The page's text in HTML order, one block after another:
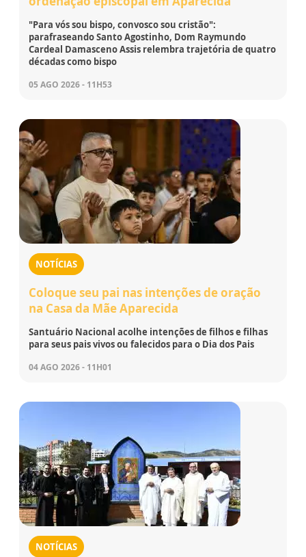
"Para vós sou bispo, convosco sou cristão":
parafraseando Santo Agostinho, Dom Raymundo
Cardeal Damasceno Assis relembra trajetória de quatro
décadas como bispo
05 AGO 2026 - 11H53
NOTÍCIAS
Coloque seu pai nas intenções de oração
na Casa da Mãe Aparecida
Santuário Nacional acolhe intenções de filhos e filhas
para seus pais vivos ou falecidos para o Dia dos Pais
04 AGO 2026 - 11H01
NOTÍCIAS